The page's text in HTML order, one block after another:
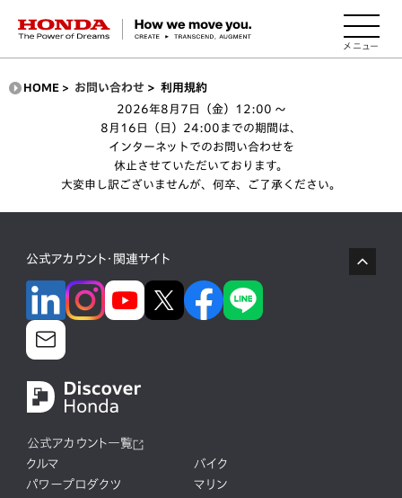
HONDA The Power of Dreams
HOME > お問い合わせ > 利用規約
2026年8月7日（金）12:00 ～
8月16日（日）24:00までの期間は、
インターネットでのお問い合わせを
休止させていただいております。
大変申し訳ございませんが、何卒、ご了承ください。
公式アカウント・関連サイト
公式アカウント一覧
クルマ
バイク
パワープロダクツ
マリン